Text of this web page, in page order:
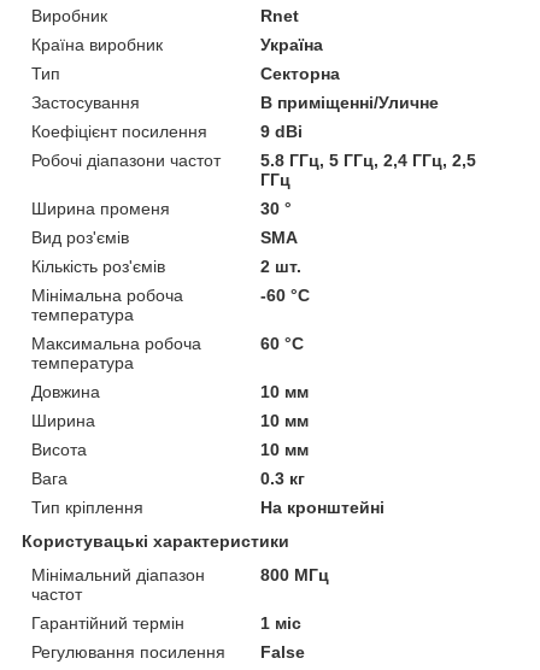
Виробник
Rnet
Країна виробник
Україна
Тип
Секторна
Застосування
В приміщенні/Уличне
Коефіцієнт посилення
9 dBi
Робочі діапазони частот
5.8 ГГц, 5 ГГц, 2,4 ГГц, 2,5
ГГц
Ширина променя
30 °
Вид роз'ємів
SMA
Кількість роз'ємів
2 шт.
Мінімальна робоча
температура
-60 °С
Максимальна робоча
температура
60 °С
Довжина
10 мм
Ширина
10 мм
Висота
10 мм
Вага
0.3 кг
Тип кріплення
На кронштейні
Користувацькі характеристики
Мінімальний діапазон
частот
800 МГц
Гарантійний термін
1 міс
Регулювання посилення
False